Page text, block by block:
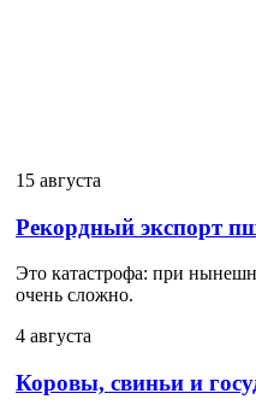
15 августа
Рекордный экспорт
Это катастрофа: при
очень сложно.
4 августа
Коровы, свиньи и